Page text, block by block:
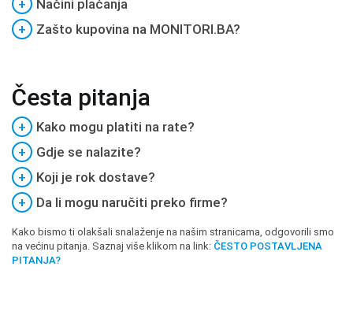
+
Načini plaćanja
+
Zašto kupovina na MONITORI.BA?
Česta pitanja
+
Kako mogu platiti na rate?
+
Gdje se nalazite?
+
Koji je rok dostave?
+
Da li mogu naručiti preko firme?
Kako bismo ti olakšali snalaženje na našim stranicama, odgovorili smo
na većinu pitanja. Saznaj više klikom na link: ČESTO POSTAVLJENA
PITANJA?